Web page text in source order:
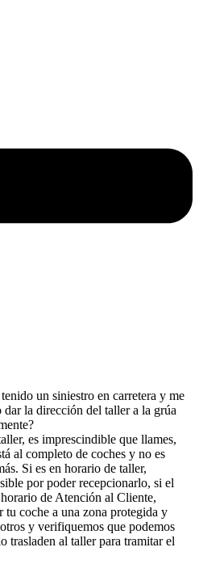
un siniestro en carretera y me
dar la dirección del taller a la grúa
es imprescindible que llames,
al completo de coches y no es
Si es en horario de taller,
por poder recepcionarlo, si el
de Atención al Cliente,
coche a una zona protegida y
y verifiquemos que podemos
trasladen al taller para tramitar el